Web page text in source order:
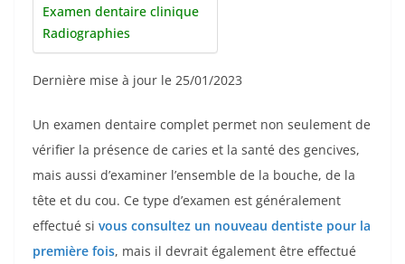
Examen dentaire clinique
Radiographies
Dernière mise à jour le 25/01/2023
Un examen dentaire complet permet non seulement de
vérifier la présence de caries et la santé des gencives,
mais aussi d’examiner l’ensemble de la bouche, de la
tête et du cou. Ce type d’examen est généralement
effectué si vous consultez un nouveau dentiste pour la
première fois, mais il devrait également être effectué